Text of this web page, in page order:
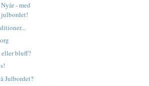
- med
julbordet!
eller bluff?
Julbordet?